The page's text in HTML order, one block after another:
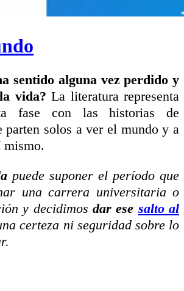
sentido alguna vez perdido y
vida?La literatura representa
fase con las historias de
parten solos a ver el mundo y a
mismo.
puede suponer el período que
una carrera universitaria o
y decidimos dar ese salto al
certeza ni seguridad sobre lo